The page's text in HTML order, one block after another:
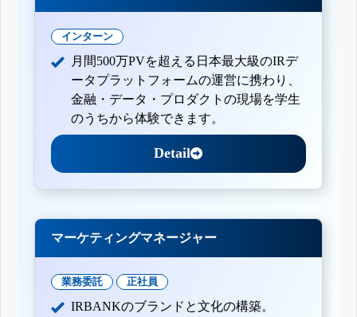
インターン
月間500万PVを超える日本最大級のIRデ
ータプラットフォームの運営に携わり、
金融・データ・プロダクトの現場を学生
のうちから体験できます。
Detail
マーケティングマネージャー
業務委託 正社員
IRBANKのブランドと文化の構築。